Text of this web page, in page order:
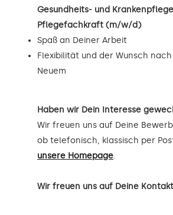
Gesundheits- und
Pflegefachkraft (m/w/d)
Spaß an Deiner Arbeit
Flexibilität und der Wunsch
Neuem
Haben wir Dein Interesse
Wir freuen uns auf Deine
ob telefonisch, klassisch per
unsere Homepage.
Wir freuen uns auf Deine